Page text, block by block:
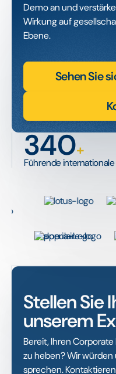
Demo an und
Wirkung auf
Ebene.
Sehen Sie
340+
Führende
Stellen Sie
unserem
Bereit, Ihren
zu heben? Wir würden
sprechen.